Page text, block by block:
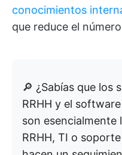
conocimientos
que reduce el
🔎 ¿Sabías que los
RRHH y el
son esencialmente
RRHH, TI o